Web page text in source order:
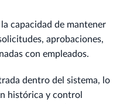
capacidad de mantener
aprobaciones,
con empleados.
dentro del sistema, lo
histórica y control